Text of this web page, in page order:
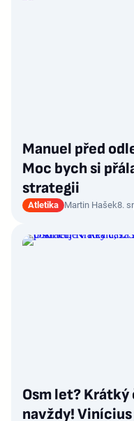
Manuel před
Moc bych si
strategii
Atletika Martin Hašek8.
Osm let? Krátký
navždy!